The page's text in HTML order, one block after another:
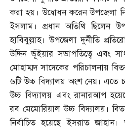
করা হয়। উদ্বোধন করেন উপজেলা
ইসলাম। প্রধান অতিথি ছিলেন
হাবিবুল্লাহ। উপজেলা দুর্নীতি
উদ্দিন ভূঁইয়ার সভাপতিত্বে এবং
মোহাম্মদ সাদেকের পরিচালনায়
৬টি উচ্চ বিদ্যালয় অংশ নেয়। এতে
উচ্চ বিদ্যালয় এবং রানারআপ
রব মেমোরিয়াল উচ্চ বিদ্যালয়।
নির্বাচিত হয়েছে ইসরাত জাহান।